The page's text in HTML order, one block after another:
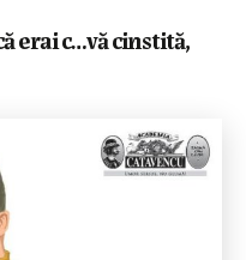
erai c…vă cinstită,